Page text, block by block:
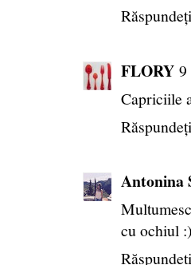
Răspundeți
FLORY 9
Capriciile
Răspundeți
Antonina
cu ochiul
Răspundeți